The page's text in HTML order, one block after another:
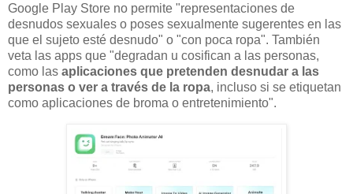
Google Play Store no permite "representaciones de
desnudos sexuales o poses sexualmente sugerentes en las
que el sujeto esté desnudo" o "con poca ropa". También
veta las apps que "degradan u cosifican a las personas,
como las aplicaciones que pretenden desnudar a las
personas o ver a través de la ropa, incluso si se etiquetan
como aplicaciones de broma o entretenimiento".